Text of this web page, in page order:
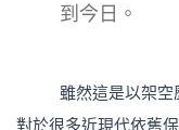
到今日。
雖然這是以架
對於很多近現代依舊